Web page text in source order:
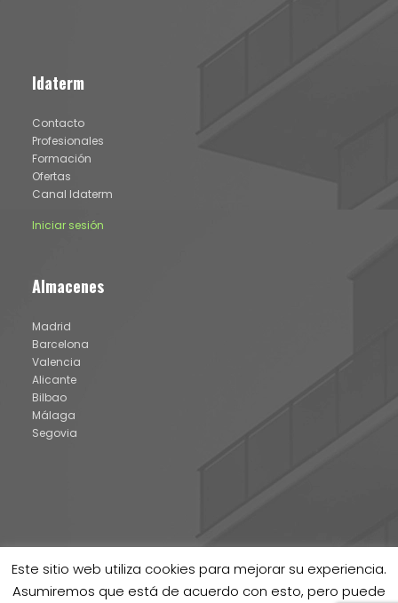
Idaterm
Contacto
Profesionales
Formación
Ofertas
Canal Idaterm
Iniciar sesión
Almacenes
Madrid
Barcelona
Valencia
Alicante
Bilbao
Málaga
Segovia
® IDATERM 2024 |Aviso legal y política de cookies|Canal de
Este sitio web utiliza cookies para mejorar su experiencia.
Asumiremos que está de acuerdo con esto, pero puede